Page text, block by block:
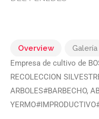
Overview Galería
Empresa de cultivo de
RECOLECCION
ARBOLES#BARBECHO,